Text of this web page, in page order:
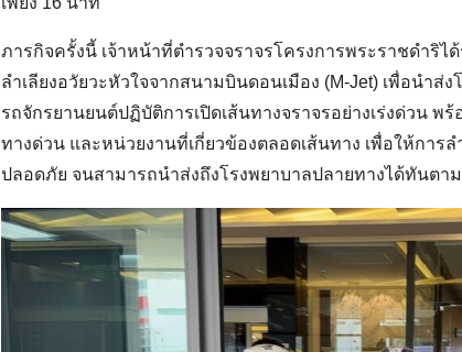
ภารกิจครั้งนี้ เจ้าหน้าที่ตำรวจจราจรโครงการพระราชดำริไ
ลำเลียงอวัยวะหัวใจจากสนามบินดอนเมือง (M-Jet) เพื่อนำส่
รถจักรยานยนต์ปฏิบัติการเปิดเส้นทางจราจรอย่างเร่งด่วน พ
ทางด่วน และหน่วยงานที่เกี่ยวข้องตลอดเส้นทาง เพื่อให้การล
ปลอดภัย จนสามารถนำส่งถึงโรงพยาบาลปลายทางได้ทันตา